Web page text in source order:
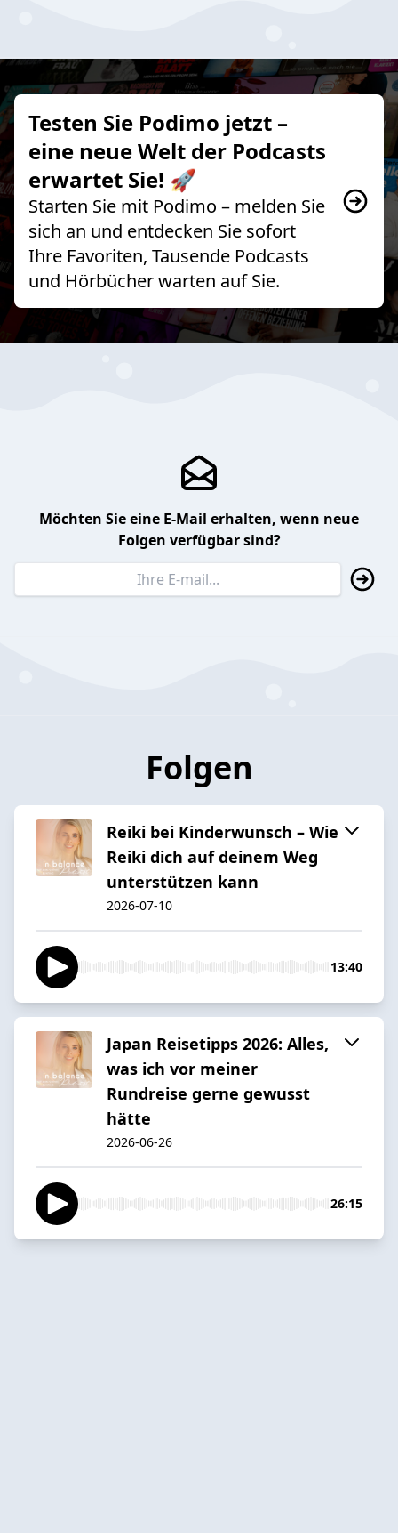
Testen Sie Podimo jetzt –
eine neue Welt der Podcasts
erwartet Sie! 🚀
Starten Sie mit Podimo – melden Sie
sich an und entdecken Sie sofort
Ihre Favoriten, Tausende Podcasts
und Hörbücher warten auf Sie.
Möchten Sie eine E-Mail erhalten, wenn neue
Folgen verfügbar sind?
Folgen
Reiki bei Kinderwunsch – Wie
Reiki dich auf deinem Weg
unterstützen kann
2026-07-10
13:40
Japan Reisetipps 2026: Alles,
was ich vor meiner
Rundreise gerne gewusst
hätte
2026-06-26
26:15